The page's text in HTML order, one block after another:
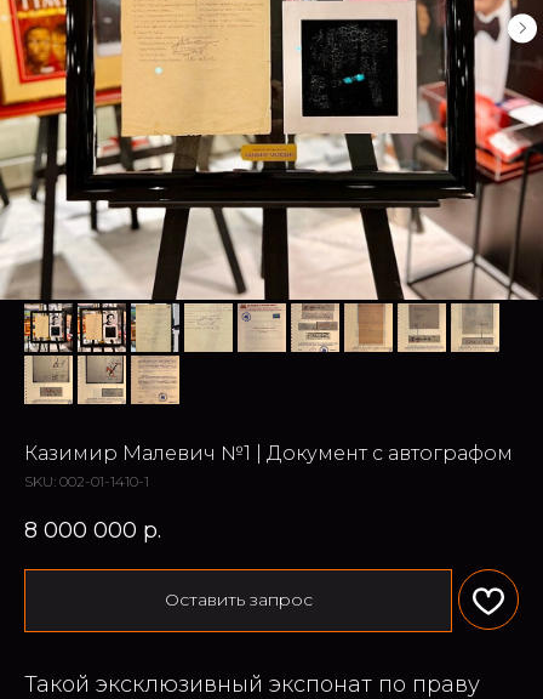
Казимир Малевич №1 | Документ с автографом
SKU: 002-01-1410-1
8 000 000 р.
Оставить запрос
Такой эксклюзивный экспонат по праву